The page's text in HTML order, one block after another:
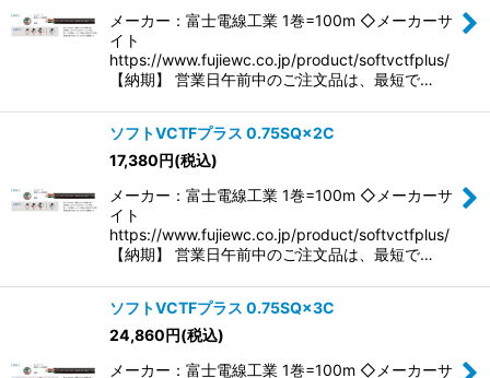
メーカー：富士電線工業 1巻=100m ◇メーカーサ
イト
https://www.fujiewc.co.jp/product/softvctfplus/
【納期】 営業日午前中のご注文品は、最短で…
ソフトVCTFプラス 0.75SQ×2C
17,380円(税込)
メーカー：富士電線工業 1巻=100m ◇メーカーサ
イト
https://www.fujiewc.co.jp/product/softvctfplus/
【納期】 営業日午前中のご注文品は、最短で…
ソフトVCTFプラス 0.75SQ×3C
24,860円(税込)
メーカー：富士電線工業 1巻=100m ◇メーカーサ